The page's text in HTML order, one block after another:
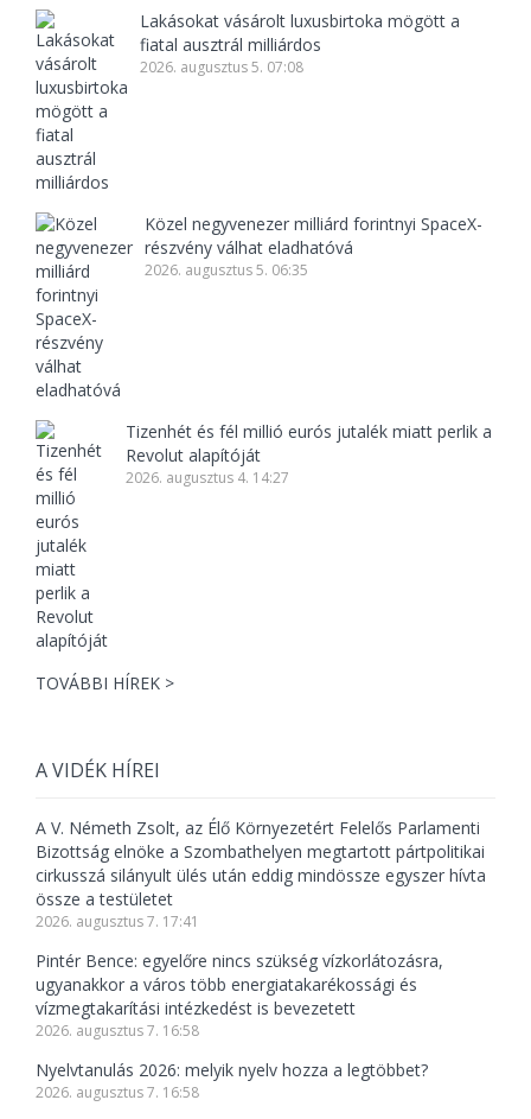
Lakásokat vásárolt luxusbirtoka mögött a
fiatal ausztrál milliárdos
2026. augusztus 5. 07:08
Közel negyvenezer milliárd forintnyi SpaceX-
részvény válhat eladhatóvá
2026. augusztus 5. 06:35
Tizenhét és fél millió eurós jutalék miatt perlik a
Revolut alapítóját
2026. augusztus 4. 14:27
TOVÁBBI HÍREK >
A VIDÉK HÍREI
A V. Németh Zsolt, az Élő Környezetért Felelős Parlamenti
Bizottság elnöke a Szombathelyen megtartott pártpolitikai
cirkusszá silányult ülés után eddig mindössze egyszer hívta
össze a testületet
2026. augusztus 7. 17:41
Pintér Bence: egyelőre nincs szükség vízkorlátozásra,
ugyanakkor a város több energiatakarékossági és
vízmegtakarítási intézkedést is bevezetett
2026. augusztus 7. 16:58
Nyelvtanulás 2026: melyik nyelv hozza a legtöbbet?
2026. augusztus 7. 16:58